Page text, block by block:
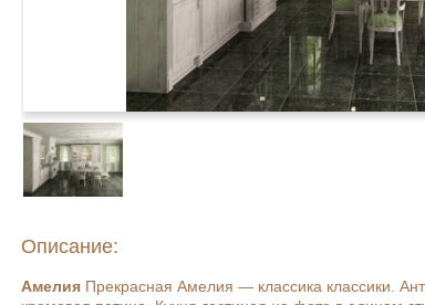
Описание:
Амелия Прекрасная Амелия — классика классики.